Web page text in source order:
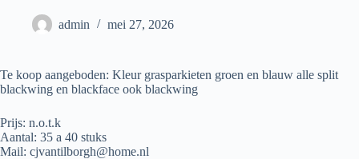
admin mei 27, 2026
Te koop aangeboden: Kleur grasparkieten groen en blauw alle split
blackwing en blackface ook blackwing
Prijs: n.o.t.k
Aantal: 35 a 40 stuks
Mail: cjvantilborgh@home.nl